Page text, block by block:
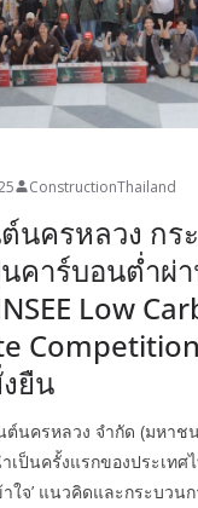
ConstructionThailand
นครหลวง กร
คาร์บอนต่ำผ่
Low
ยืน
นครหลวง จำกัด (มหาช
เป็นครั้งแรกของประเทศ
าใจ’ แนวคิดและกระบว